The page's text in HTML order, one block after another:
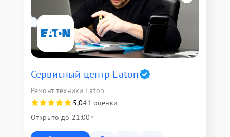
Сервисный центр Eaton
Ремонт техники Eaton
5,041 оценки
Открыто до 21:00